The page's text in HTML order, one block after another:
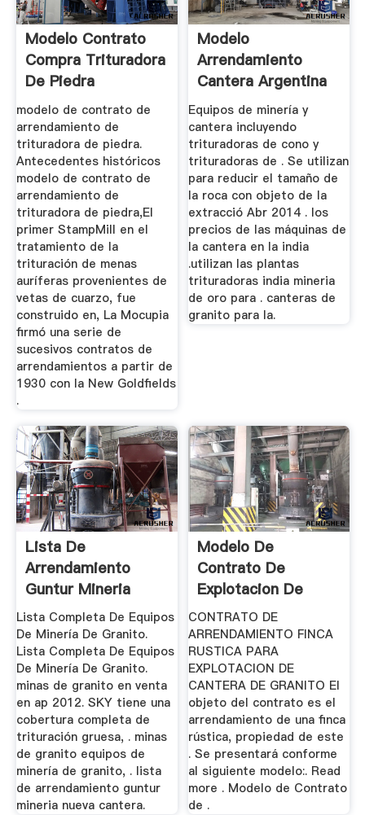
Modelo Contrato
Compra Trituradora
De Piedra
modelo de contrato de
arrendamiento de
trituradora de piedra.
Antecedentes históricos
modelo de contrato de
arrendamiento de
trituradora de piedra,El
primer StampMill en el
tratamiento de la
trituración de menas
auríferas provenientes de
vetas de cuarzo, fue
construido en, La Mocupia
firmó una serie de
sucesivos contratos de
arrendamientos a partir de
1930 con la New Goldfields
.
Modelo
Arrendamiento
Cantera Argentina
Equipos de minería y
cantera incluyendo
trituradoras de cono y
trituradoras de . Se utilizan
para reducir el tamaño de
la roca con objeto de la
extracció Abr 2014 . los
precios de las máquinas de
la cantera en la india
.utilizan las plantas
trituradoras india mineria
de oro para . canteras de
granito para la.
Lista De
Arrendamiento
Guntur Mineria
Nueva Cantera
Lista Completa De Equipos
De Minería De Granito.
Lista Completa De Equipos
De Minería De Granito.
minas de granito en venta
en ap 2012. SKY tiene una
cobertura completa de
trituración gruesa, . minas
de granito equipos de
minería de granito, . lista
de arrendamiento guntur
mineria nueva cantera.
Modelo De
Contrato De
Explotacion De
Cantera
CONTRATO DE
ARRENDAMIENTO FINCA
RUSTICA PARA
EXPLOTACION DE
CANTERA DE GRANITO El
objeto del contrato es el
arrendamiento de una finca
rústica, propiedad de este
. Se presentará conforme
al siguiente modelo:. Read
more . Modelo de Contrato
de .